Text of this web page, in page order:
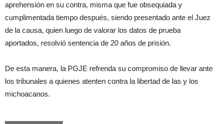
aprehensión en su contra, misma que fue obsequiada y
cumplimentada tiempo después, siendo presentado ante el Juez
de la causa, quien luego de valorar los datos de prueba
aportados, resolvió sentencia de 20 años de prisión.
De esta manera, la PGJE refrenda su compromiso de llevar ante
los tribunales a quienes atenten contra la libertad de las y los
michoacanos.